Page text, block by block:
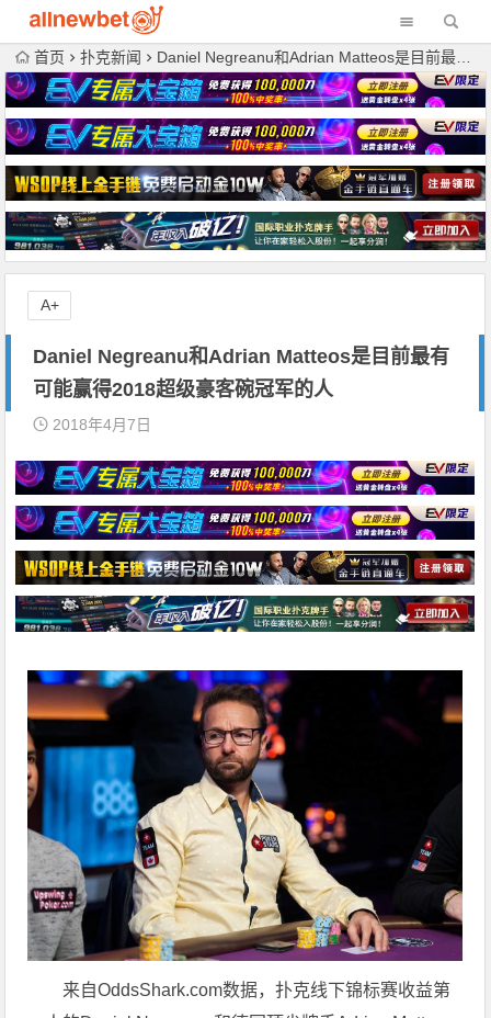
首页 扑克新闻 Daniel Negreanu和Adrian Matteos是目前最有可能赢得2018超级豪客碗冠军的人
Daniel Negreanu和Adrian Matteos是目前最有
可能赢得2018超级豪客碗冠军的人
2018年4月7日
来自OddsShark.com数据，扑克线下锦标赛收益第
A+